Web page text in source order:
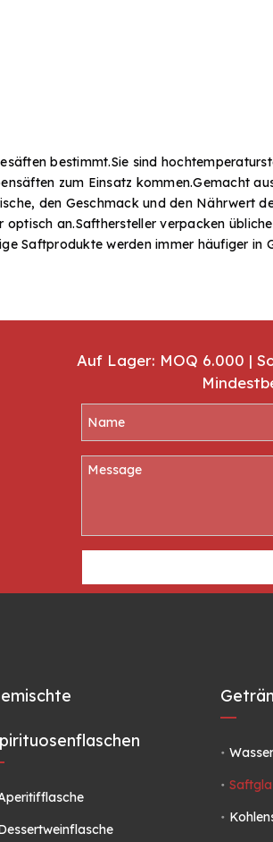
bestimmt.Sie sind
zum Einsatz kommen.Gemacht
den Geschmack und den Nährwert
an.Safthersteller verpacken
Saftprodukte werden immer häufiger in
ein Sortiment an Saftflaschen
Auf Lager: MOQ 6.000 |